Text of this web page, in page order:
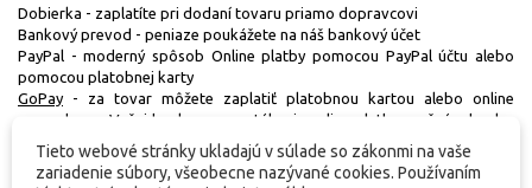
Dobierka - zaplatíte pri dodaní tovaru priamo dopravcovi
Bankový prevod - peniaze poukážete na náš bankový účet
PayPal - moderný spôsob Online platby pomocou PayPal účtu alebo
pomocou platobnej karty
GoPay - za tovar môžete zaplatiť platobnou kartou alebo online
prevodom z Vašej banky, momentálne je online platba možná z banky:
TatraBanka, VÚB Banka, UniCredit Bank, Slovenská Sporiteľňa, ČSOB,
Poštová Banka, Sberbank, OTP bank, ZUNO
Tieto webové stránky ukladajú v súlade so zákonmi na vaše
zariadenie súbory, všeobecne nazývané cookies. Používaním